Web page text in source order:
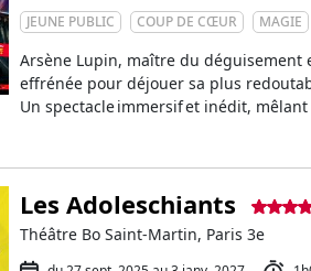
JEUNE PUBLIC
COUP DE CŒUR MAGIE
Arsène Lupin, maître du déguisement
effrénée pour déjouer sa plus
Un spectacle immersif et inédit,
Les Adoleschiants
Théâtre Bo Saint-Martin, Paris 3e